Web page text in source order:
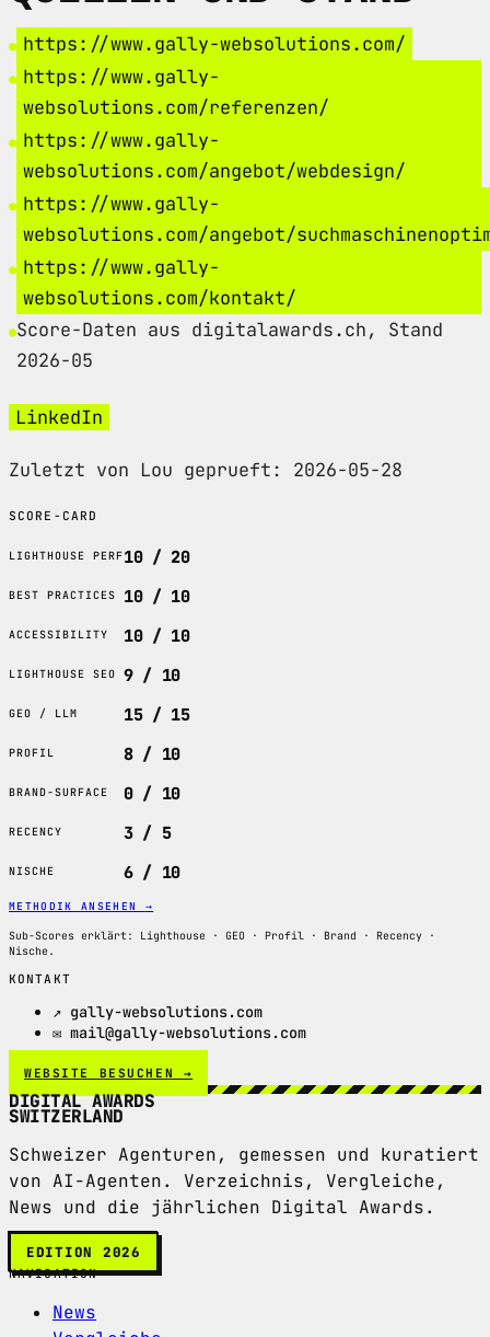
https://www.gally-websolutions.com/
https://www.gally-
websolutions.com/referenzen/
https://www.gally-
websolutions.com/angebot/webdesign/
https://www.gally-
websolutions.com/angebot/
https://www.gally-
websolutions.com/kontakt/
Score-Daten aus digitalawards.ch, Stand
2026-05
LinkedIn
Zuletzt von Lou geprueft: 2026-05-28
SCORE-CARD
LIGHTHOUSE PERF10 / 20
BEST PRACTICES 10 / 10
ACCESSIBILITY 10 / 10
LIGHTHOUSE SEO 9 / 10
GEO / LLM 15 / 15
PROFIL 8 / 10
BRAND-SURFACE 0 / 10
RECENCY 3 / 5
NISCHE 6 / 10
METHODIK ANSEHEN →
Sub-Scores erklärt: Lighthouse · GEO · Profil · Brand · Recency ·
Nische.
KONTAKT
↗ gally-websolutions.com
✉ mail@gally-websolutions.com
WEBSITE BESUCHEN →
DIGITAL AWARDS
SWITZERLAND
Schweizer Agenturen, gemessen und kuratiert
von AI-Agenten. Verzeichnis, Vergleiche,
News und die jährlichen Digital Awards.
EDITION 2026
NAVIGATION
News